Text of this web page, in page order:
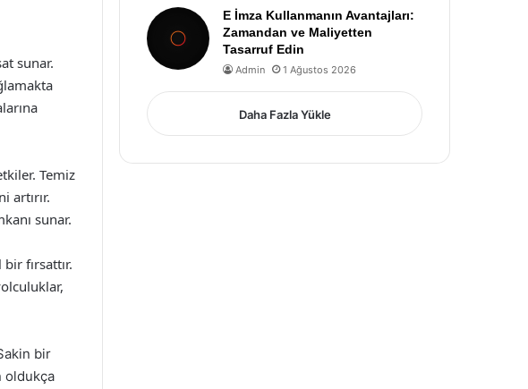
sunar.
Temiz
artırır.
sunar.
fırsattır.
bir
oldukça
E İmza Kullanmanın Avantajları:
Zamandan ve Maliyetten
Tasarruf Edin
Admin 1 Ağustos 2026
Daha Fazla Yükle